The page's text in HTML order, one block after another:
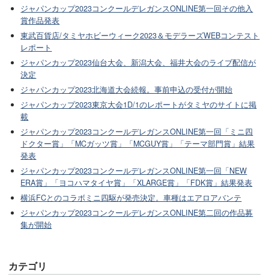
ジャパンカップ2023コンクールデレガンスONLINE第一回その他入
賞作品発表
東武百貨店/タミヤホビーウィーク2023＆モデラーズWEBコンテスト
レポート
ジャパンカップ2023仙台大会、新潟大会、福井大会のライブ配信が
決定
ジャパンカップ2023北海道大会続報。事前申込の受付が開始
ジャパンカップ2023東京大会1D/1のレポートがタミヤのサイトに掲
載
ジャパンカップ2023コンクールデレガンスONLINE第一回「ミニ四
ドクター賞」「MCガッツ賞」「MCGUY賞」「テーマ部門賞」結果
発表
ジャパンカップ2023コンクールデレガンスONLINE第一回「NEW
ERA賞」「ヨコハマタイヤ賞」「XLARGE賞」「FDK賞」結果発表
横浜FCとのコラボミニ四駆が発売決定。車種はエアロアバンテ
ジャパンカップ2023コンクールデレガンスONLINE第二回の作品募
集が開始
カテゴリ